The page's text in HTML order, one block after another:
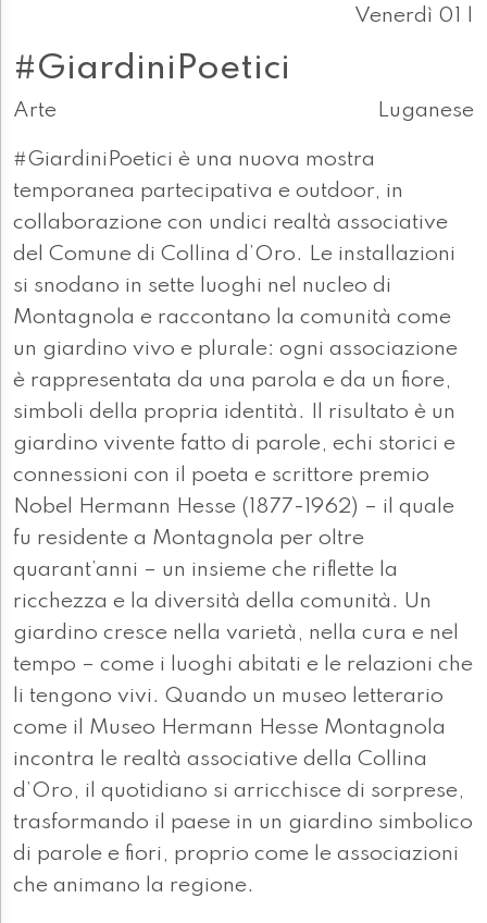
Venerdì 01 |
#GiardiniPoetici
Arte Luganese
#GiardiniPoetici è una nuova mostra
temporanea partecipativa e outdoor, in
collaborazione con undici realtà associative
del Comune di Collina d’Oro. Le installazioni
si snodano in sette luoghi nel nucleo di
Montagnola e raccontano la comunità come
un giardino vivo e plurale: ogni associazione
è rappresentata da una parola e da un fiore,
simboli della propria identità. Il risultato è un
giardino vivente fatto di parole, echi storici e
connessioni con il poeta e scrittore premio
Nobel Hermann Hesse (1877-1962) – il quale
fu residente a Montagnola per oltre
quarant’anni – un insieme che riflette la
ricchezza e la diversità della comunità. Un
giardino cresce nella varietà, nella cura e nel
tempo – come i luoghi abitati e le relazioni che
li tengono vivi. Quando un museo letterario
come il Museo Hermann Hesse Montagnola
incontra le realtà associative della Collina
d’Oro, il quotidiano si arricchisce di sorprese,
trasformando il paese in un giardino simbolico
di parole e fiori, proprio come le associazioni
che animano la regione.